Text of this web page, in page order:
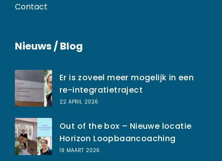
Contact
Nieuws / Blog
Er is zoveel meer mogelijk in een
re-integratietraject
22 APRIL 2026
Out of the box – Nieuwe locatie
Horizon Loopbaancoaching
19 MAART 2026